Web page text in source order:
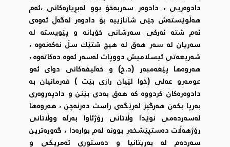
دادوەریی ، دادوەر سەربەخۆ بوو لەبڕیارەکانی ،ئەم
هەڵوێستەش جێی شانازییە بۆ دادوەر لەگەڵ ئەوەی
ئەم شتە ئەرکی سەرشانی خۆیانە و پێویستە لە
سەریان لە سەر هەق لە هیچ شتێك سڵ نەکەنەوە ،
شەریعەتی ئیسلامیش دووپات لەسەر ئەوە دەکاتەوە ،
هەروەها پێغەمبەر (د.خ) و خەلیفەکانی دوای ئەو
عومەرو عەلی (خوا لێیان رازی بێت ) فەرمانیان بە
دادوەرەکان کردووە کە هەق بەدی بێنن و دادپەروەری
بەرپا بکەن هەرگیز لەرێگەی راست دەرنەچن ، هەروەها
لەسەردەمی نوێدا وڵاتانی رۆژئاوا بەرلە ووڵاتانی
رۆژهەڵات دەستپێشخەر بوونە لەم بوارەدا ، گەورەترین
سەردەم لە بەریتانیا و دەستوری ئەمریکی و